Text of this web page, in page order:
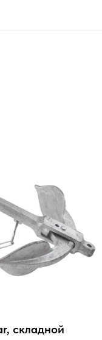
складной